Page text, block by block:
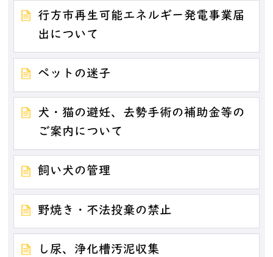
行方市再生可能エネルギー発電事業届
出について
ペットの迷子
犬・猫の避妊、去勢手術の補助金等の
ご案内について
飼い犬の管理
野焼き・不法投棄の禁止
し尿、浄化槽汚泥収集